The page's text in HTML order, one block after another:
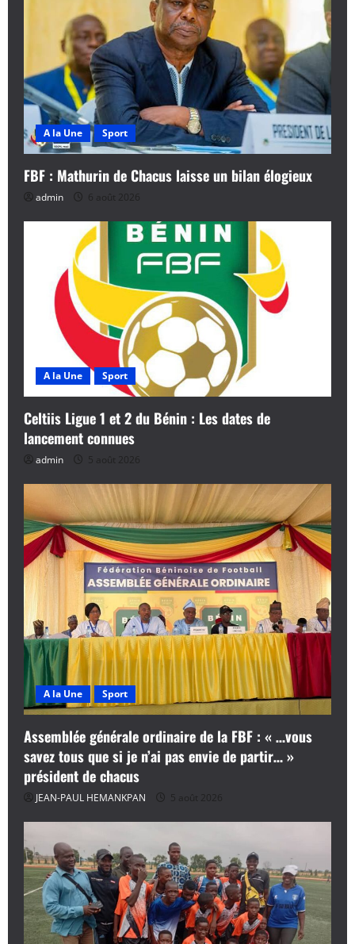
A la Une Sport
FBF : Mathurin de Chacus laisse un bilan élogieux
admin 6 août 2026
A la Une Sport
Celtiis Ligue 1 et 2 du Bénin : Les dates de
lancement connues
admin 5 août 2026
A la Une Sport
Assemblée générale ordinaire de la FBF : « …vous
savez tous que si je n’ai pas envie de partir… »
président de chacus
JEAN-PAUL HEMANKPAN 5 août 2026